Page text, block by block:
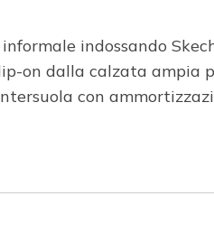
indossando
on dalla calzata
con